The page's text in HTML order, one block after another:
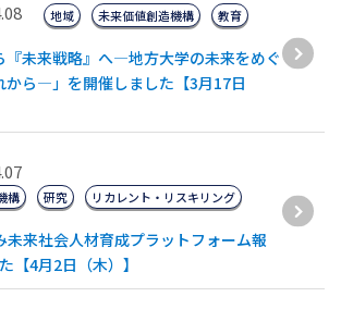
『未来戦略』へ―地方大学の未来をめぐ
から―」を開催しました【3月17日
地域 未来価値創造機構 教育
未来社会人材育成プラットフォーム報
【4月2日（木）】
構 研究 リカレント・リスキリング